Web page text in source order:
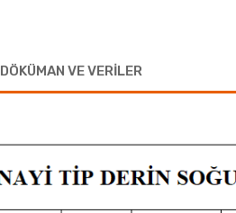
DÖKÜMAN VE VERİLER